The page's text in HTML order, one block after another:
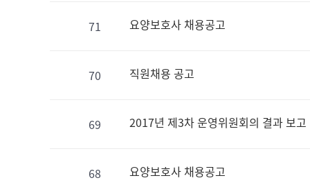
71 요양보호사 채용공고
70 직원채용 공고
69 2017년 제3차 운영위원회의 결과 보고
68 요양보호사 채용공고